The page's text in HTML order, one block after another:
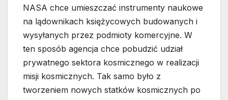
NASA chce umieszczać instrumenty naukowe
na lądownikach księżycowych budowanych i
wysyłanych przez podmioty komercyjne. W
ten sposób agencja chce pobudzić udział
prywatnego sektora kosmicznego w realizacji
misji kosmicznych. Tak samo było z
tworzeniem nowych statków kosmicznych po